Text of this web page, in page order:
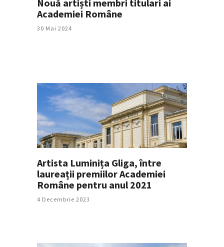
Nouă artiști membri titulari ai
Academiei Române
30 Mai 2024
Artista Luminița Gliga, între
laureații premiilor Academiei
Române pentru anul 2021
4 Decembrie 2023